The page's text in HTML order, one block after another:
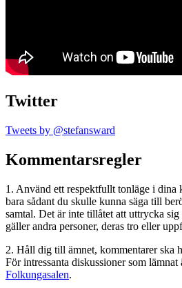
Twitter
Tweets by @stefansward
Kommentarsregler
1. Använd ett respektfullt tonläge i dina
bara sådant du skulle kunna säga till
samtal. Det är inte tillåtet att uttrycka
gäller andra personer, deras tro eller
2. Håll dig till ämnet, kommentarer ska
För intressanta diskussioner som
Folkungasalen.